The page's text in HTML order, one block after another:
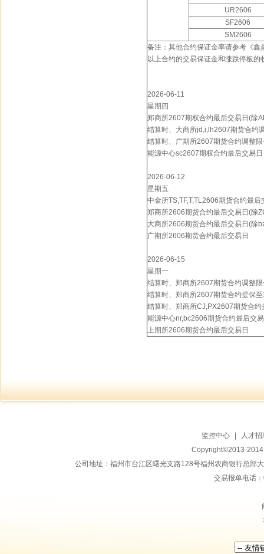
UR2606
SF2606
SM2606
备注：其他合约保证金率请参考《鑫
以上合约的交易保证金和涨跌停板
2026-06-11
星期四
郑商所2607期权合约最后交易日(除
结算时、大商所jd,i,lh2607期货合约
结算时、广期所2607期货合约调整
能源中心sc2607期权合约最后交易日
2026-06-12
星期五
中金所TS,TF,T,TL2606期货合约最后
郑商所2606期货合约最后交易日(除
大商所2606期货合约最后交易日(除
广期所2606期货合约最后交易日
2026-06-15
星期一
结算时、郑商所2607期货合约调整
结算时、郑商所2607期货合约提保
结算时、郑商所CJ,PX2607期货合约
能源中心nr,bc2606期货合约最后交
上期所2606期货合约最后交易日
监控中心
人才招
Copyright©2013-
公司地址：福州市台江区曙光支路128号福州农商银行总
交易报单电话